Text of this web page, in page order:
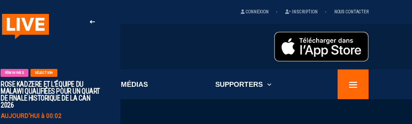
CONNEXION INSCRIPTION NOUS CONTACTER
CLUB MÉDIAS SUPPORTERS
FÉMININES SÉLECTION
ROSE KADZERE ET L’ÉQUIPE DU
MALAWI QUALIFIÉES POUR UN QUART
DE FINALE HISTORIQUE DE LA CAN
2026
AUJOURD'HUI à 00:02